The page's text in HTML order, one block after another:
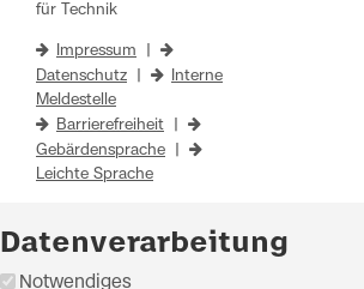
für Technik
Impressum
Datenschutz
Interne
Meldestelle
Barrierefreiheit
Gebärdensprache
Leichte Sprache
Datenverarbeitung
Notwendiges